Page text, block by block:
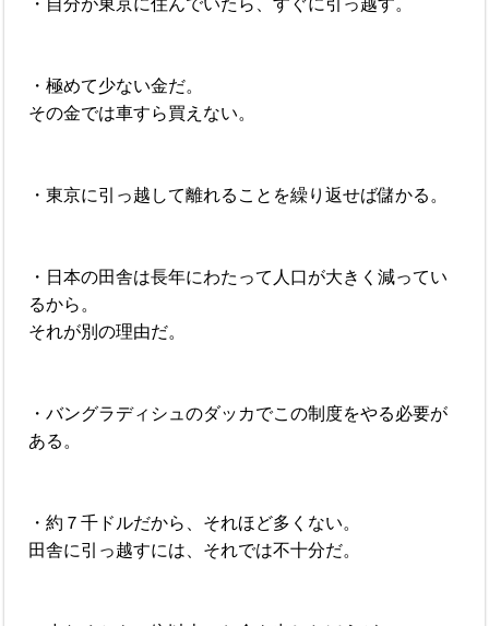
・極めて少ない金だ。
その金では車すら買えない。
・東京に引っ越して離れることを繰り返せば儲かる。
・日本の田舎は長年にわたって人口が大きく減ってい
るから。
それが別の理由だ。
・バングラディシュのダッカでこの制度をやる必要が
ある。
・約７千ドルだから、それほど多くない。
田舎に引っ越すには、それでは不十分だ。